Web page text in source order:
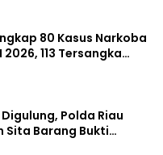
80 Kasus Narkoba
113 Tersangka
Polda Riau
Sita Barang Bukti